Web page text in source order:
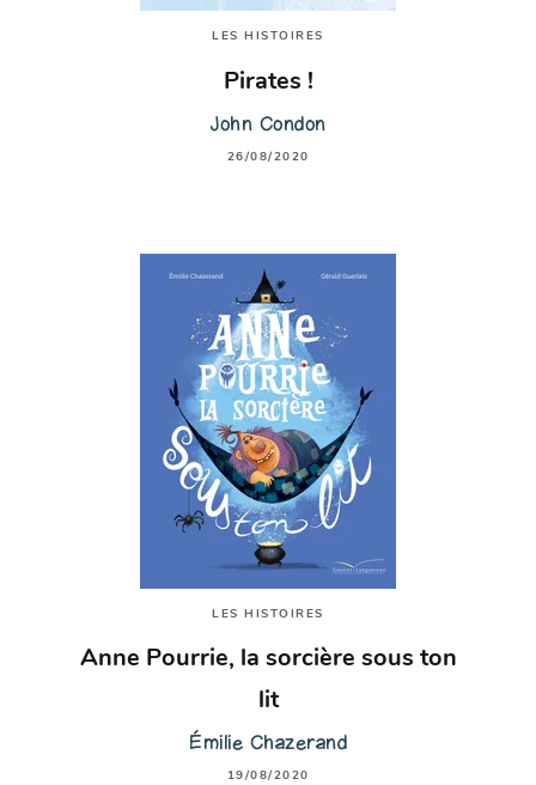
LES HISTOIRES
Pirates !
John Condon
26/08/2020
LES HISTOIRES
Anne Pourrie, la sorcière sous ton
lit
Émilie Chazerand
19/08/2020